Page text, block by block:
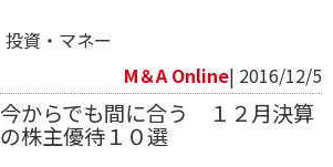
投資・マネー
M＆A Online| 2016/12/5
今からでも間に合う １２月決算
の株主優待１０選